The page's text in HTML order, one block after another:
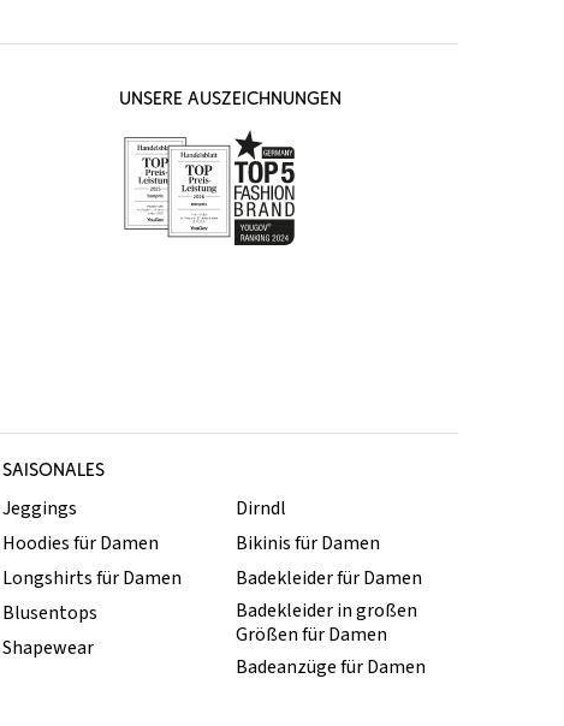
UNSERE AUSZEICHNUNGEN
SAISONALES
Jeggings
Hoodies für Damen
Longshirts für Damen
Blusentops
Shapewear
Dirndl
Bikinis für Damen
Badekleider für Damen
Badekleider in großen
Größen für Damen
Badeanzüge für Damen